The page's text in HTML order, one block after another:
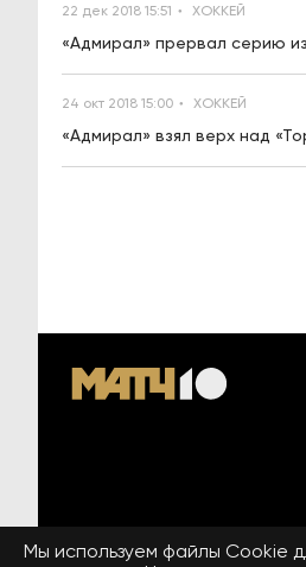
22 дек 2018 15:51 ХОККЕЙ
«Адмирал» прервал серию
24 окт 2018 15:00 ХОККЕЙ
«Адмирал» взял верх над
© 2026 «ООО «Национальный
Мы используем файлы Сookie